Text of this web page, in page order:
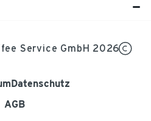
Service GmbH 2026
Datenschutz
AGB